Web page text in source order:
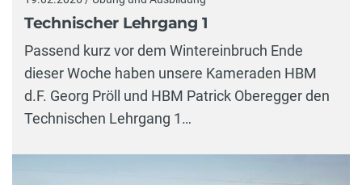
Technischer Lehrgang 1
Passend kurz vor dem Wintereinbruch Ende
dieser Woche haben unsere Kameraden HBM
d.F. Georg Pröll und HBM Patrick Oberegger den
Technischen Lehrgang 1…